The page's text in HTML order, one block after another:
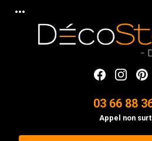
more_horiz
03 66 88
Appel non